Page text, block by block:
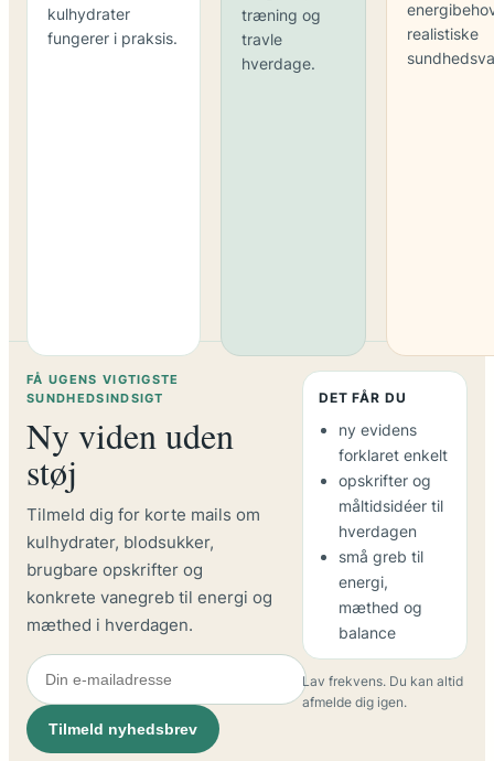
kulhydrater
fungerer i praksis.
træning og
travle
hverdage.
realistiske
FÅ UGENS VIGTIGSTE
SUNDHEDSINDSIGT
Ny viden uden
støj
Tilmeld dig for korte mails om
kulhydrater, blodsukker,
brugbare opskrifter og
konkrete vanegreb til energi og
mæthed i hverdagen.
Tilmeld nyhedsbrev
DET FÅR DU
ny evidens
forklaret enkelt
opskrifter og
måltidsidéer til
hverdagen
små greb til
energi,
mæthed og
balance
Lav frekvens. Du kan altid
afmelde dig igen.